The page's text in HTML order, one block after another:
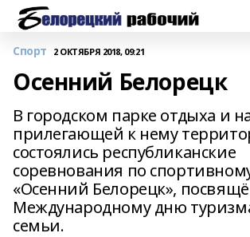
Спорт 2 ОКТЯБРЯ 2018, 09:21
Осенний Белорецк
В городском парке отдыха и
прилегающей к нему
состоялись республиканские
соревнования по
«Осенний Белорецк»,
Международному дню
семьи.